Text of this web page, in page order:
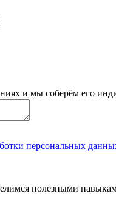
и мы соберём его
персональных
полезными